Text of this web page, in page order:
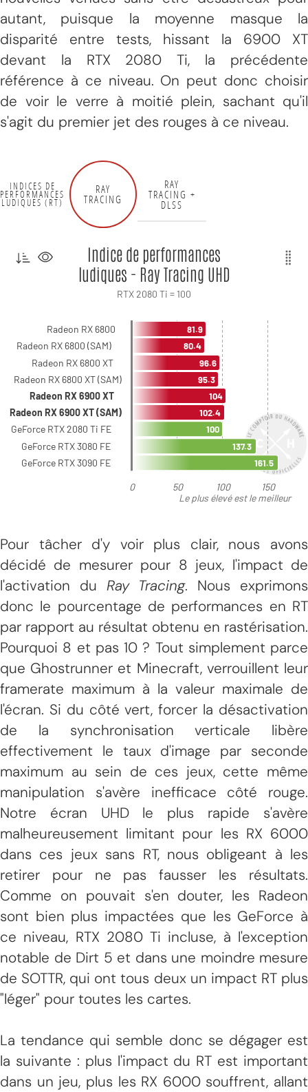
autant, puisque la moyenne masque la
disparité entre tests, hissant la 6900 XT
devant la RTX 2080 Ti, la précédente
référence à ce niveau. On peut donc choisir
de voir le verre à moitié plein, sachant qu'il
s'agit du premier jet des rouges à ce niveau.
Pour tâcher d'y voir plus clair, nous avons
décidé de mesurer pour 8 jeux, l'impact de
l'activation du Ray Tracing. Nous exprimons
donc le pourcentage de performances en RT
par rapport au résultat obtenu en rastérisation.
Pourquoi 8 et pas 10 ? Tout simplement parce
que Ghostrunner et Minecraft, verrouillent leur
framerate maximum à la valeur maximale de
l'écran. Si du côté vert, forcer la désactivation
de la synchronisation verticale libère
effectivement le taux d'image par seconde
maximum au sein de ces jeux, cette même
manipulation s'avère inefficace côté rouge.
Notre écran UHD le plus rapide s'avère
malheureusement limitant pour les RX 6000
dans ces jeux sans RT, nous obligeant à les
retirer pour ne pas fausser les résultats.
Comme on pouvait s'en douter, les Radeon
sont bien plus impactées que les GeForce à
ce niveau, RTX 2080 Ti incluse, à l'exception
notable de Dirt 5 et dans une moindre mesure
de SOTTR, qui ont tous deux un impact RT plus
"léger" pour toutes les cartes.
La tendance qui semble donc se dégager est
la suivante : plus l'impact du RT est important
dans un jeu, plus les RX 6000 souffrent, allant